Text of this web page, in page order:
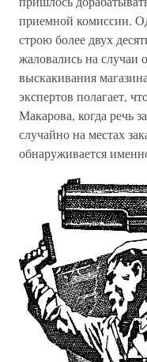
приемной комиссии.
строю более двух
жаловались на случаи
выскакивания
экспертов полагает,
Макарова, когда речь
случайно на местах
обнаруживается